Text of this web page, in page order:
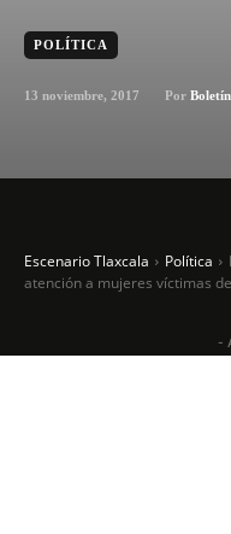
POLÍTICA
13 noviembre, 2017 Por Boletín
Escenario Tlaxcala Política
atención a mujeres víctimas
-